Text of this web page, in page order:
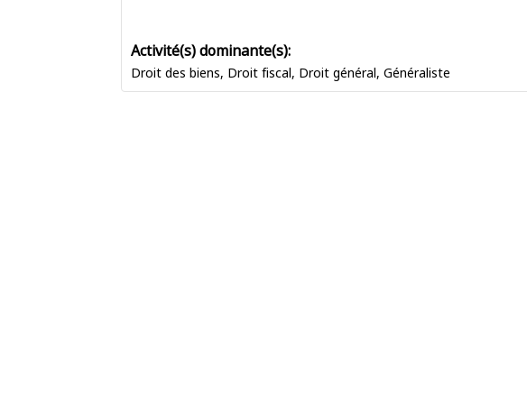
Droit des biens, Droit fiscal, Droit général,Généraliste